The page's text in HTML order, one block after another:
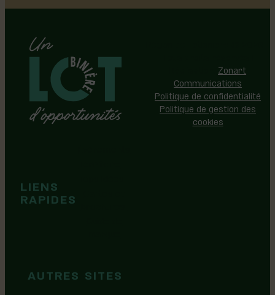
LIENS
Tous droits réservés |
Réalisation:Zonart
Communications
Politique de confidentialité
Politique de gestion des